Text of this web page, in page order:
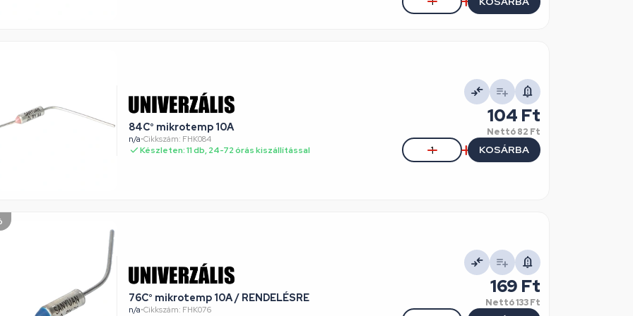
84C° mikrotemp 10A
n/a•Cikkszám: FHK084
Készleten: 11 db, 24-72 órás kiszállítással
104 Ft
Nettó82 Ft
KOSÁRBA
76C° mikrotemp 10A / RENDELÉSRE
n/a•Cikkszám: FHK076
169 Ft
Nettó133 Ft